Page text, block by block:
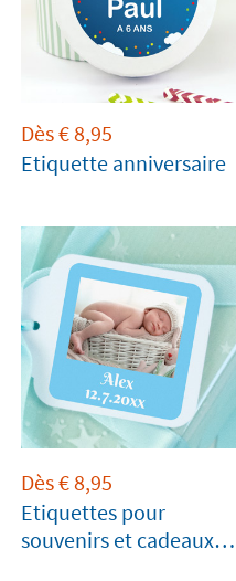
Dès€8,95
Etiquette anniversaire
Dès€8,95
Etiquettes pour
souvenirs et cadeaux